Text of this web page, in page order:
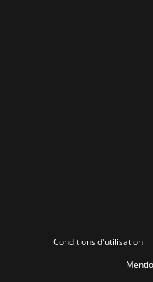
Conditions d'utilisation